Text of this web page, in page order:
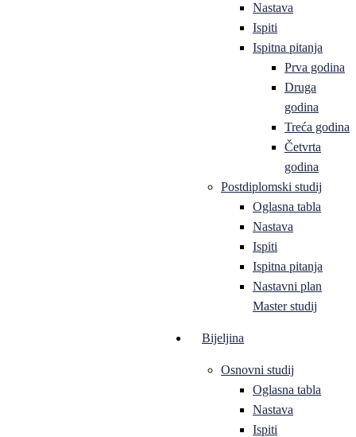
Nastava
Ispiti
Ispitna pitanja
Prva godina
Druga
godina
Treća godina
Četvrta
godina
Postdiplomski studij
Oglasna tabla
Nastava
Ispiti
Ispitna pitanja
Nastavni plan
Master studij
Bijeljina
Osnovni studij
Oglasna tabla
Nastava
Ispiti